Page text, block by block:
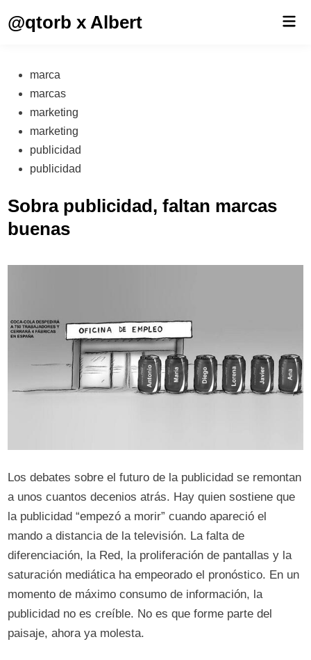
@qtorb x Albert
Publicado
en
marca
marcas
marketing
marketing
publicidad
publicidad
Sobra publicidad, faltan marcas
buenas
Los debates sobre el futuro de la publicidad se remontan
a unos cuantos decenios atrás. Hay quien sostiene que
la publicidad “empezó a morir” cuando apareció el
mando a distancia de la televisión. La falta de
diferenciación, la Red, la proliferación de pantallas y la
saturación mediática ha empeorado el pronóstico. En un
momento de máximo consumo de información, la
publicidad no es creíble. No es que forme parte del
paisaje, ahora ya molesta.